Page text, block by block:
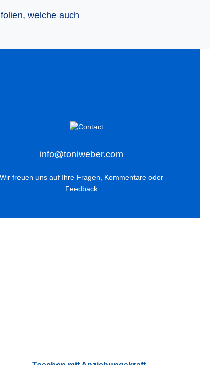
welche auch
info@toniweber.com
Wir freuen uns auf Ihre Fragen, Kommentare oder
Feedback